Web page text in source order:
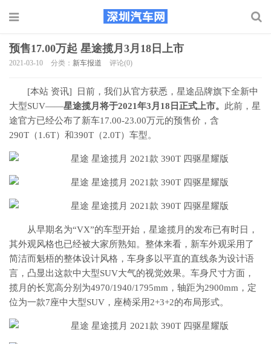
预售17.00万起 星途揽月3月18日上市
2021-03-10 分类： 新车报道 评论(0)
[本站 资讯] 日前，我们从官方获悉，星途品牌旗下全新中
大型SUV――星途揽月将于2021年3月18日正式上市。 此前，星
途官方已经公布了新车17.00-23.00万元的预售价，含
290T（1.6T）和390T（2.0T）车型。
从早期名为“VX”的车型开始，星途揽月的发布已有时日，
其外观风格也已经被大家所熟知。整体来看，新车外观采用了
简洁而魁梧的整体设计风格，车身多以平直的直线条为设计语
言，凸显出这款中大型SUV大气的视觉效果。车身尺寸方面，
揽月的长宽高分别为4970/1940/1795mm，轴距为2900mm，定
位为一款7座中大型SUV，座椅采用2+3+2的布局形式。